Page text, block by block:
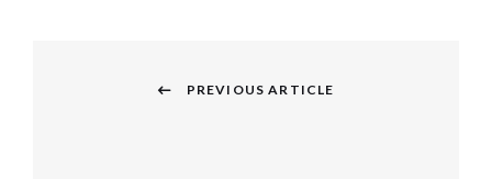
PREVIOUS ARTICLE